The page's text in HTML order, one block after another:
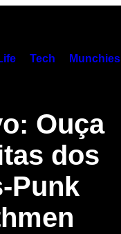
Tech Munchies
Ouça
dos
Punk